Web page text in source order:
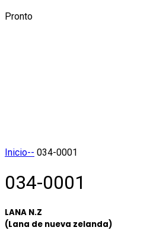
Pronto
Inicio-- 034-0001
034-0001
LANA N.Z
(Lana de nueva zelanda)